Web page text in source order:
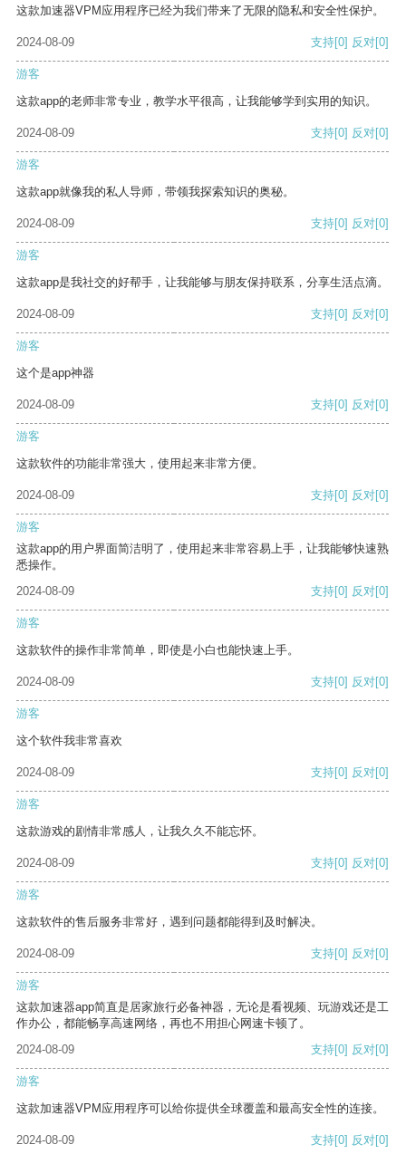
这款加速器VPM应用程序已经为我们带来了无限的隐私和安全性保护。
2024-08-09 支持[0] 反对[0]
游客
这款app的老师非常专业，教学水平很高，让我能够学到实用的知识。
2024-08-09 支持[0] 反对[0]
游客
这款app就像我的私人导师，带领我探索知识的奥秘。
2024-08-09 支持[0] 反对[0]
游客
这款app是我社交的好帮手，让我能够与朋友保持联系，分享生活点滴。
2024-08-09 支持[0] 反对[0]
游客
这个是app神器
2024-08-09 支持[0] 反对[0]
游客
这款软件的功能非常强大，使用起来非常方便。
2024-08-09 支持[0] 反对[0]
游客
这款app的用户界面简洁明了，使用起来非常容易上手，让我能够快速熟
悉操作。
2024-08-09
支持[0] 反对[0]
游客
这款软件的操作非常简单，即使是小白也能快速上手。
2024-08-09 支持[0] 反对[0]
游客
这个软件我非常喜欢
2024-08-09 支持[0] 反对[0]
游客
这款游戏的剧情非常感人，让我久久不能忘怀。
2024-08-09 支持[0] 反对[0]
游客
这款软件的售后服务非常好，遇到问题都能得到及时解决。
2024-08-09 支持[0] 反对[0]
游客
这款加速器app简直是居家旅行必备神器，无论是看视频、玩游戏还是工
作办公，都能畅享高速网络，再也不用担心网速卡顿了。
2024-08-09
支持[0] 反对[0]
游客
这款加速器VPM应用程序可以给你提供全球覆盖和最高安全性的连接。
2024-08-09 支持[0] 反对[0]